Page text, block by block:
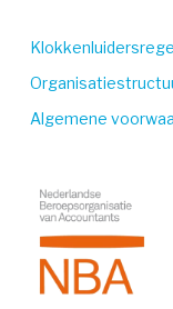
Algemene